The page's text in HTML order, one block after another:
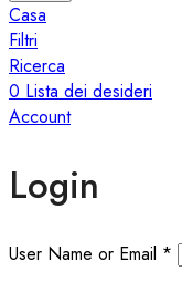
Casa
Filtri
Ricerca
0 Lista dei desideri
Account
Login
User Name or Email *